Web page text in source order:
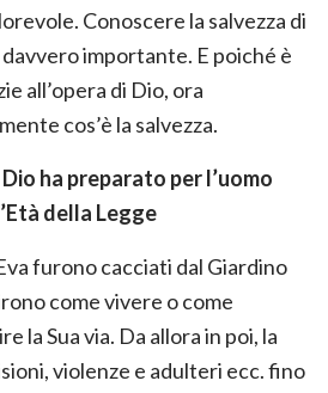
Conoscere la salvezza di
importante. E poiché è
all’opera di Dio, ora
cos’è la salvezza.
ha preparato per l’uomo
della Legge
furono cacciati dal Giardino
come vivere o come
la Sua via. Da allora in poi, la
violenze e adulteri ecc. fino